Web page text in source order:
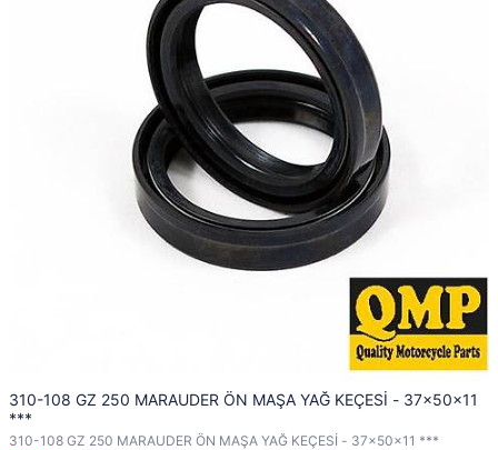
310-108 GZ 250 MARAUDER ÖN MAŞA YAĞ KEÇESİ - 37x50x11
***
310-108 GZ 250 MARAUDER ÖN MAŞA YAĞ KEÇESİ - 37x50x11 ***